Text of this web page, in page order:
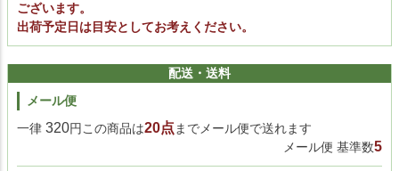
ございます。
出荷予定日は目安としてお考えください。
配送・送料
メール便
一律 320円この商品は20点までメール便で送れます
メール便 基準数5